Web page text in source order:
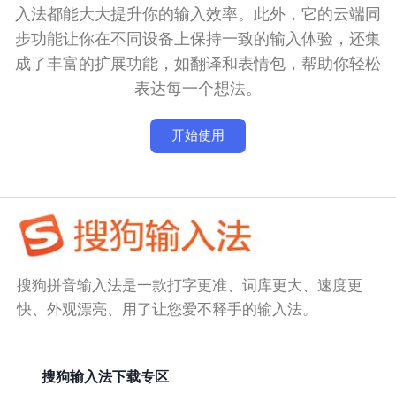
入法都能大大提升你的输入效率。此外，它的云端同
步功能让你在不同设备上保持一致的输入体验，还集
成了丰富的扩展功能，如翻译和表情包，帮助你轻松
表达每一个想法。
开始使用
搜狗拼音输入法是一款打字更准、词库更大、速度更
快、外观漂亮、用了让您爱不释手的输入法。
搜狗输入法下载专区